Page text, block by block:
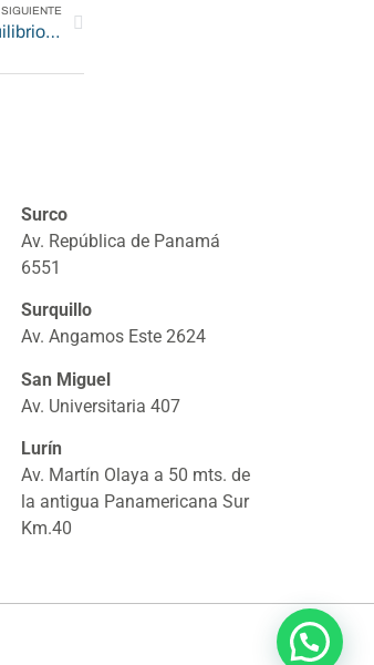
SIGUIENTE
Paternidad y trabajo: El reto de encontrar el equilibrio sin descuidar la salud
Surco
Av. República de Panamá
6551
Surquillo
Av. Angamos Este 2624
San Miguel
Av. Universitaria 407
Lurín
Av. Martín Olaya a 50 mts. de
la antigua Panamericana Sur
Km.40